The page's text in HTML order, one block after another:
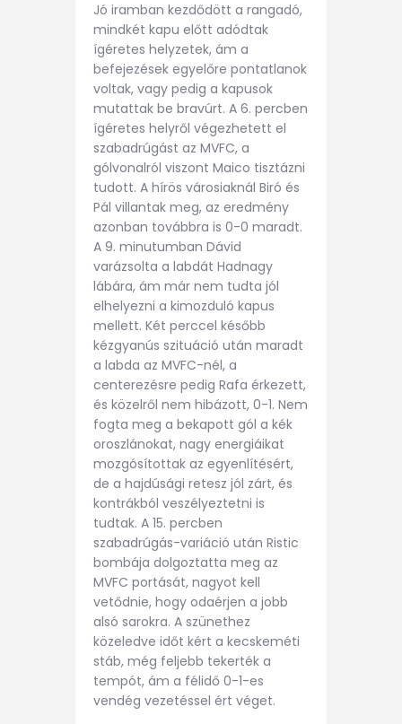
Jó iramban kezdődött a rangadó,
mindkét kapu előtt adódtak
ígéretes helyzetek, ám a
befejezések egyelőre pontatlanok
voltak, vagy pedig a kapusok
mutattak be bravúrt. A 6. percben
ígéretes helyről végezhetett el
szabadrúgást az MVFC, a
gólvonalról viszont Maico tisztázni
tudott. A hírös városiaknál Biró és
Pál villantak meg, az eredmény
azonban továbbra is 0-0 maradt.
A 9. minutumban Dávid
varázsolta a labdát Hadnagy
lábára, ám már nem tudta jól
elhelyezni a kimozduló kapus
mellett. Két perccel később
kézgyanús szituáció után maradt
a labda az MVFC-nél, a
centerezésre pedig Rafa érkezett,
és közelről nem hibázott, 0-1. Nem
fogta meg a bekapott gól a kék
oroszlánokat, nagy energiáikat
mozgósítottak az egyenlítésért,
de a hajdúsági retesz jól zárt, és
kontrákból veszélyeztetni is
tudtak. A 15. percben
szabadrúgás-variáció után Ristic
bombája dolgoztatta meg az
MVFC portását, nagyot kell
vetődnie, hogy odaérjen a jobb
alsó sarokra. A szünethez
közeledve időt kért a kecskeméti
stáb, még feljebb tekerték a
tempót, ám a félidő 0-1-es
vendég vezetéssel ért véget.